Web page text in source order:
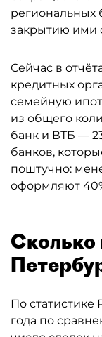
региональных
закрытию ими
Сейчас в
кредитных
семейную
из общего
банк и ВТБ —
банков,
поштучно:
оформляют
Сколько
По статистике
года по